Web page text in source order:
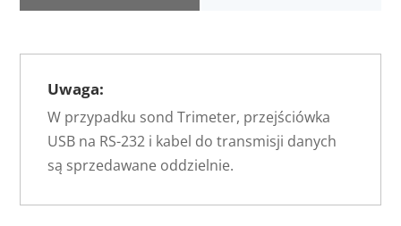
Uwaga:
W przypadku sond Trimeter, przejściówka
USB na RS-232 i kabel do transmisji danych
są sprzedawane oddzielnie.